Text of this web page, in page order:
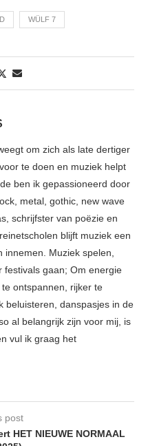
WÜLF 7
om zich als late dertiger
te doen en muziek helpt
ben ik gepassioneerd door
metal, gothic, new wave
schrijfster van poëzie en
blijft muziek een
innemen. Muziek spelen,
festivals gaan; Om energie
ontspannen, rijker te
beluisteren, danspasjes in de
al belangrijk zijn voor mij, is
vul ik graag het
post
HET NIEUWE NORMAAL